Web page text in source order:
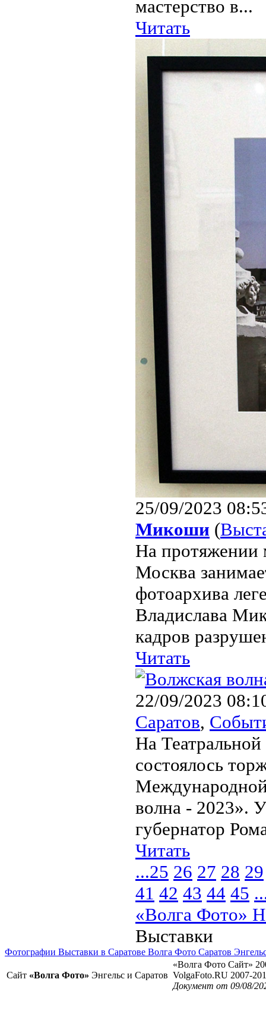
мастерство в...
Читать
25/09/2023
Микоши (
На протяжении
Москва
фотоархива
Владислава
кадров
Читать
22/09/2023
Саратов,
На
состоялось
волна - 2023».
губернатор
Читать
...25 26 27 28 29
41 42 43 44 45
«Волга Фото»
Выставки
Фотографии Выставки в Саратове Волга Фото Саратов
Сайт «Волга Фото» Энгельс и Саратов
«Волга Фото Сайт»
VolgaFoto.RU 2007-
Документ от 09/08/